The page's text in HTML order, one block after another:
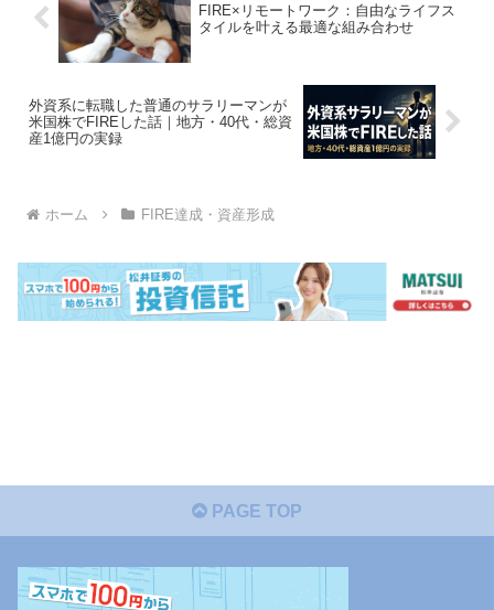
FIRE×リモートワーク：自由なライフス
タイルを叶える最適な組み合わせ
外資系に転職した普通のサラリーマンが
米国株でFIREした話｜地方・40代・総資
産1億円の実録
ホーム FIRE達成・資産形成
PAGE TOP